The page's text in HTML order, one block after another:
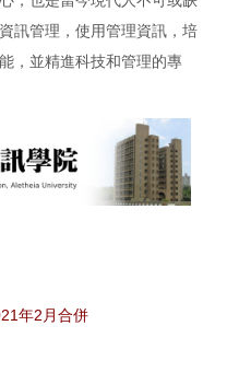
訊管理，使用管理資訊，培
，並精進科技和管理的專
年2月合併